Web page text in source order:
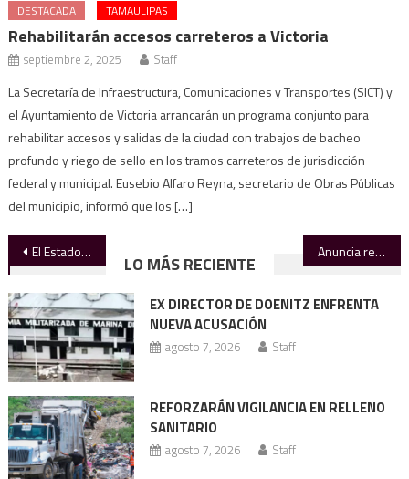
DESTACADA TAMAULIPAS
Rehabilitarán accesos carreteros a Victoria
septiembre 2, 2025 Staff
La Secretaría de Infraestructura, Comunicaciones y Transportes (SICT) y
el Ayuntamiento de Victoria arrancarán un programa conjunto para
rehabilitar accesos y salidas de la ciudad con trabajos de bacheo
profundo y riego de sello en los tramos carreteros de jurisdicción
federal y municipal. Eusebio Alfaro Reyna, secretario de Obras Públicas
del municipio, informó que los […]
Navegación
de
entradas
El Estado que se absuelve a sí mismo Anuncia rector apertura de nueva Prepa UAT Tampico
LO MÁS RECIENTE
EX DIRECTOR DE DOENITZ ENFRENTA
NUEVA ACUSACIÓN
agosto 7, 2026 Staff
REFORZARÁN VIGILANCIA EN RELLENO
SANITARIO
agosto 7, 2026 Staff